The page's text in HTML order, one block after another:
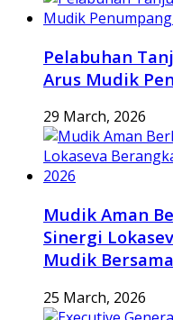
Pelabuhan
Arus Mudik
29 March, 2026
Mudik Aman
Sinergi
Mudik
25 March, 2026